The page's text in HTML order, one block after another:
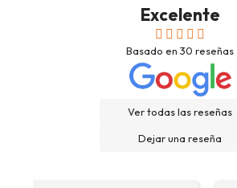
Excelente
Basado en 30 reseñas
Ver todas las reseñas
Dejar una reseña